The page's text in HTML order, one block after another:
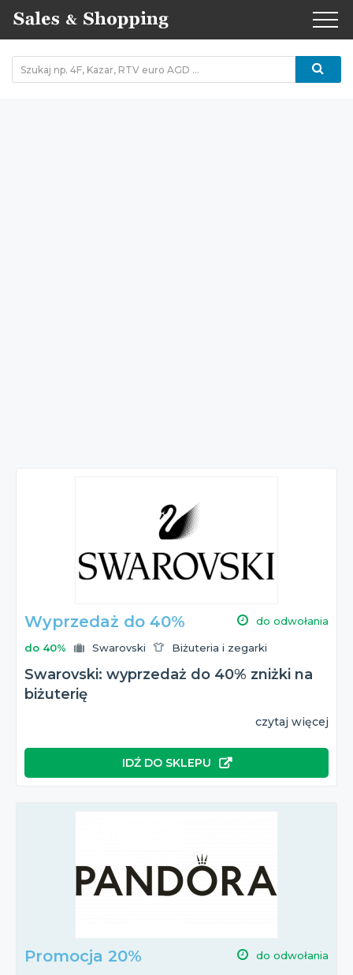
Wyprzedaż do 40% do odwołania
do 40% Swarovski Biżuteria i zegarki
Swarovski: wyprzedaż do 40% zniżki na
biżuterię
czytaj więcej
IDŹ DO SKLEPU
Promocja 20% do odwołania